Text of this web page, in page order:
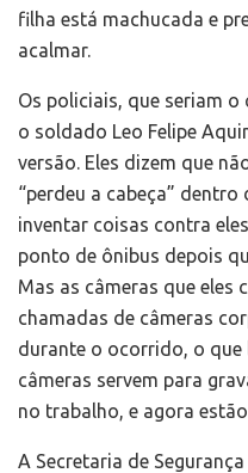
filha está machucada e
acalmar.
Os policiais, que seriam o
o soldado Leo Felipe
versão. Eles dizem que
“perdeu a cabeça”
inventar coisas contra
ponto de ônibus depois
Mas as câmeras que eles
chamadas de câmeras
durante o ocorrido, o que
câmeras servem para
no trabalho, e agora
A Secretaria de